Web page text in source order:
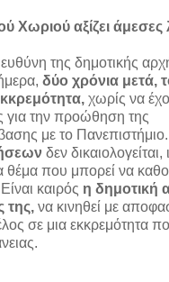
Χωριού αξίζει άμεσες
της δημοτικής
δύο χρόνια μετά,
χωρίς να
για την προώθηση της
με το
δεν δικαιολογείται,
θέμα που μπορεί να
καιρός η δημοτική
της, να κινηθεί με
σε μια εκκρεμότητα